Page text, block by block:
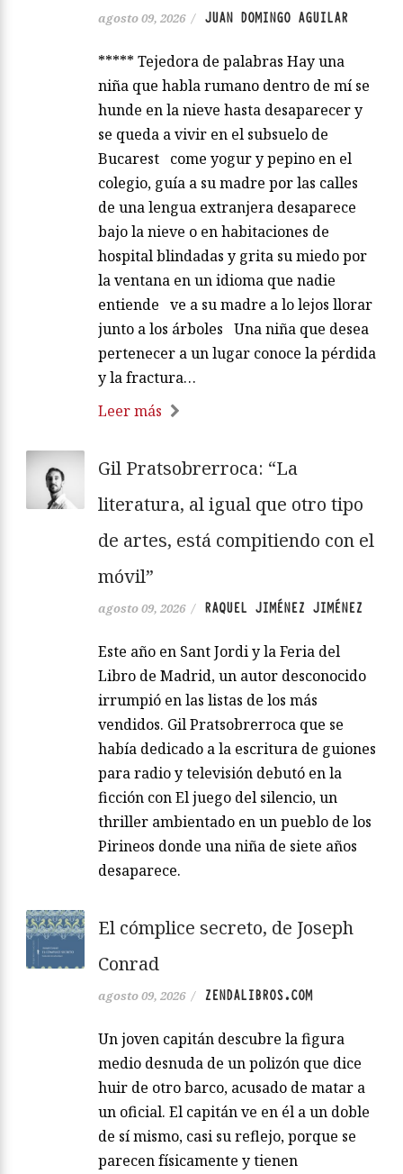
agosto 09, 2026 / JUAN DOMINGO AGUILAR
***** Tejedora de palabras Hay una
niña que habla rumano dentro de mí se
hunde en la nieve hasta desaparecer y
se queda a vivir en el subsuelo de
Bucarest come yogur y pepino en el
colegio, guía a su madre por las calles
de una lengua extranjera desaparece
bajo la nieve o en habitaciones de
hospital blindadas y grita su miedo por
la ventana en un idioma que nadie
entiende ve a su madre a lo lejos llorar
junto a los árboles Una niña que desea
pertenecer a un lugar conoce la pérdida
y la fractura…
Leer más
Gil Pratsobrerroca: “La
literatura, al igual que otro tipo
de artes, está compitiendo con el
móvil”
agosto 09, 2026 / RAQUEL JIMÉNEZ JIMÉNEZ
Este año en Sant Jordi y la Feria del
Libro de Madrid, un autor desconocido
irrumpió en las listas de los más
vendidos. Gil Pratsobrerroca que se
había dedicado a la escritura de guiones
para radio y televisión debutó en la
ficción con El juego del silencio, un
thriller ambientado en un pueblo de los
Pirineos donde una niña de siete años
desaparece.
El cómplice secreto, de Joseph
Conrad
agosto 09, 2026 / ZENDALIBROS.COM
Un joven capitán descubre la figura
medio desnuda de un polizón que dice
huir de otro barco, acusado de matar a
un oficial. El capitán ve en él a un doble
de sí mismo, casi su reflejo, porque se
parecen físicamente y tienen